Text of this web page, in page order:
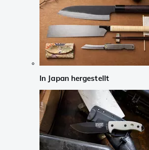
In Japan hergestellt